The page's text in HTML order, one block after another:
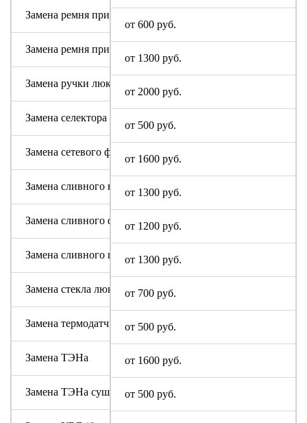
от 600 руб.
от 1300 руб.
от 2000 руб.
от 500 руб.
от 1600 руб.
от 1300 руб.
от 1200 руб.
от 1300 руб.
от 700 руб.
от 500 руб.
от 1600 руб.
от 500 руб.
Замена ремня привода (двигателя)
Замена ремня привода барабана
Замена ручки люка
Замена селектора программ Sony
Замена сетевого фильтра (ФПС, пусковой конденсатор)
Замена сливного насоса
Замена сливного фильтра
Замена сливного шланга
Замена стекла люка
Замена термодатчика Sony
Замена ТЭНа
Замена ТЭНа сушки